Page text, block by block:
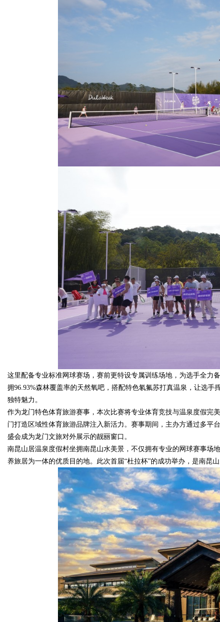
这里配备专业标准网球赛场，赛前更特设专属训练场地，为选手全力
拥96.93%森林覆盖率的天然氧吧，搭配特色氡氟苏打真温泉，让选
独特魅力。
作为龙门特色体育旅游赛事，本次比赛将专业体育竞技与温泉度假完
门打造区域性体育旅游品牌注入新活力。赛事期间，主办方通过多平
盛会成为龙门文旅对外展示的靓丽窗口。
南昆山居温泉度假村坐拥南昆山水美景，不仅拥有专业的网球赛事场
养旅居为一体的优质目的地。此次首届“杜拉杯”的成功举办，是南昆